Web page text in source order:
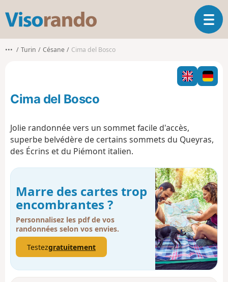
s
o
o
O
u
i
r
l
i
t
i
o
n
••• Turin Césane Cima del Bosco
Cima del Bosco
Jolie randonnée vers un sommet facile d'accès,
superbe belvédère de certains sommets du Queyras,
des Écrins et du Piémont italien.
Marre des cartes trop
encombrantes ?
Personnalisez les pdf de vos
randonnées selon vos envies.
Testezgratuitement